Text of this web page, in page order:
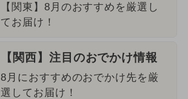
【関東】8月のおすすめを厳選し
てお届け！
【関西】注目のおでかけ情報
8月におすすめのおでかけ先を厳
選してお届け！